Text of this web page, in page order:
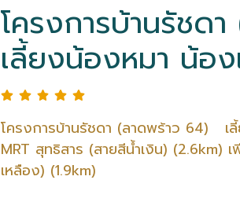
โครงการบ้านรัช
เลี้ยงน้องหมา น้อ
โครงการบ้านรัชดา (ลาดพร้าว 64)
MRT สุทธิสาร (สายสีน้ำเงิน)
เหลือง) (1.9km)